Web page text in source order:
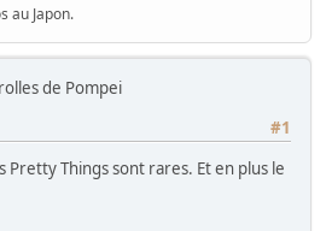
au Japon.
de Pompei
#1
Pretty Things sont rares. Et en plus le